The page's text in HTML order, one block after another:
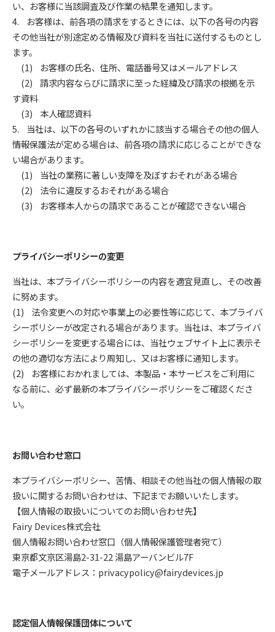
い、お客様に当該調査及び作業の結果を通知します。
4. お客様は、前各項の請求をするときには、以下の各号の内容
その他当社が別途定める情報及び資料を当社に送付するものとし
ます。
(1) お客様の氏名、住所、電話番号又はメールアドレス
(2) 請求内容ならびに請求に至った経緯及び請求の根拠を示
す資料
(3) 本人確認資料
5. 当社は、以下の各号のいずれかに該当する場合その他の個人
情報保護法が定める場合は、前各項の請求に応じることができな
い場合があります。
(1) 当社の業務に著しい支障を及ぼすおそれがある場合
(2) 法令に違反するおそれがある場合
(3) お客様本人からの請求であることが確認できない場合
プライバシーポリシーの変更
当社は、本プライバシーポリシーの内容を適宜見直し、その改善
に努めます。
(1) 法令変更への対応や事業上の必要性等に応じて、本プライバ
シーポリシーが改定される場合があります。当社は、本プライバ
シーポリシーを変更する場合には、当社ウェブサイト上に表示そ
の他の適切な方法により周知し、又はお客様に通知します。
(2) お客様におかれましては、本製品・本サービスをご利用に
なる前に、必ず最新の本プライバシーポリシーをご確認くださ
い。
お問い合わせ窓口
本プライバシーポリシー、苦情、相談その他当社の個人情報の取
扱いに関するお問い合わせは、下記までお願いいたします。
【個人情報の取扱いについてのお問い合わせ先】
Fairy Devices株式会社
個人情報お問い合わせ窓口（個人情報保護管理者宛て）
東京都文京区湯島2-31-22 湯島アーバンビル7F
電子メールアドレス：privacypolicy@fairydevices.jp
認定個人情報保護団体について